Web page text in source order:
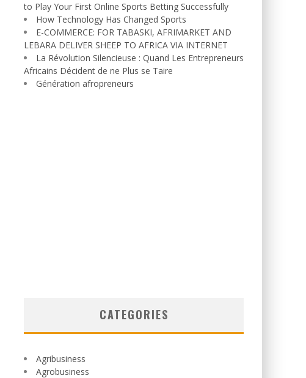
to Play Your First Online Sports Betting Successfully
How Technology Has Changed Sports
E-COMMERCE: FOR TABASKI, AFRIMARKET AND
LEBARA DELIVER SHEEP TO AFRICA VIA INTERNET
La Révolution Silencieuse : Quand Les Entrepreneurs
Africains Décident de ne Plus se Taire
Génération afropreneurs
CATEGORIES
Agribusiness
Agrobusiness